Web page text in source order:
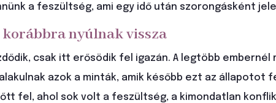
a feszültség, ami egy idő után szorongásként
nyúlnak vissza
csak itt erősödik fel igazán. A legtöbb embernél
azok a minták, amik később ezt az állapotot
fel, ahol sok volt a feszültség, a kimondatlan